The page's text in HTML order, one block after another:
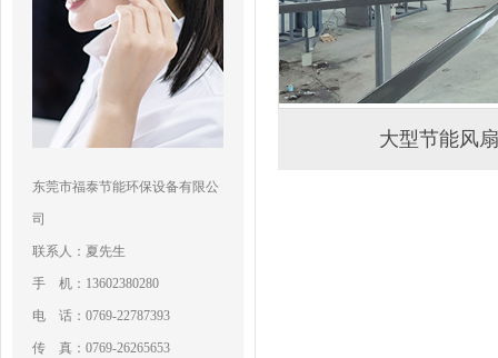
东莞市福泰节能环保设备有限公
司
联系人：夏先生
手 机：13602380280
电 话：0769-22787393
传 真：0769-26265653
大型节能风扇